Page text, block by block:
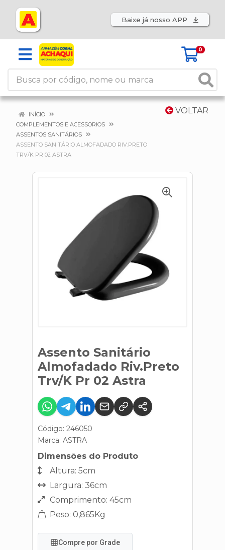
Baixe já nosso APP
0
VOLTAR
INÍCIO
COMPLEMENTOS E ACESSORIOS
ASSENTOS SANITÁRIOS
ASSENTO SANITÁRIO ALMOFADADO RIV.PRETO
TRV/K PR 02 ASTRA
Assento Sanitário
Almofadado Riv.Preto
Trv/K Pr 02 Astra
Código: 246050
Marca: ASTRA
Dimensões do Produto
Altura: 5cm
Largura: 36cm
Comprimento: 45cm
Peso: 0,865Kg
Compre por Grade